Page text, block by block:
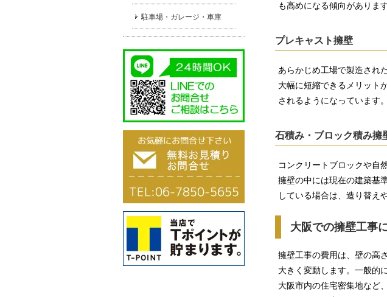
駐車場・ガレージ・車庫
も高めになる傾向があります
プレキャスト擁壁
あらかじめ工場で製造され
大幅に短縮できるメリット
されるようになっています。
石積み・ブロック積み擁
コンクリートブロックや自
擁壁の中には現在の建築基
している場合は、造り替え
大阪での擁壁工事
擁壁工事の費用は、壁の高
大きく変動します。一般的
大阪市内の住宅密集地など